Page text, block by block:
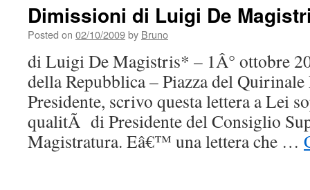
Dimissioni di Luigi De
Posted on 02/10/2009by Bruno
di Luigi De Magistris* – 1Â° ottobre
della Repubblica – Piazza del
Presidente, scrivo questa lettera a Lei
qualitÃ di Presidente del Consiglio
Magistratura. Eâ€™ una lettera che …